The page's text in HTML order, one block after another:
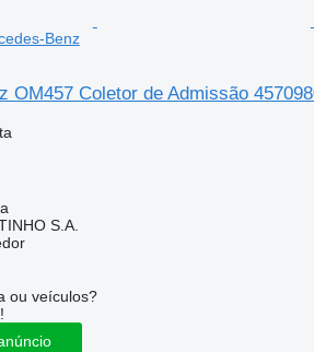
Benz
OM457 Coletor de Admissão
S.A.
ou veículos?